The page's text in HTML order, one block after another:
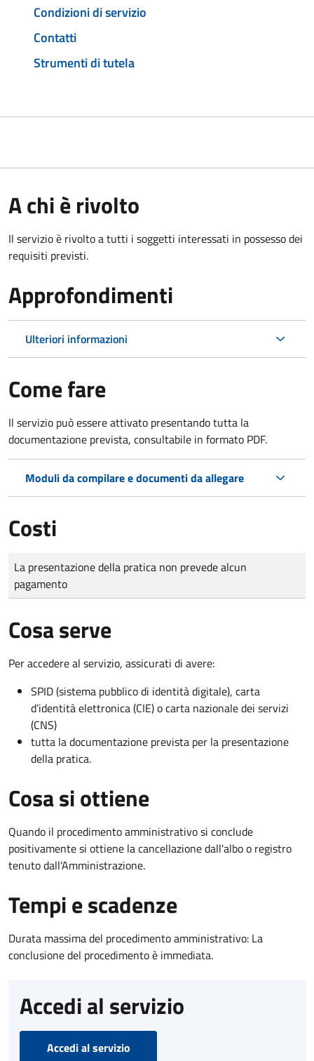
Condizioni di servizio
Contatti
Strumenti di tutela
A chi è rivolto
Il servizio è rivolto a tutti i soggetti interessati in possesso dei
requisiti previsti.
Approfondimenti
Ulteriori informazioni
Come fare
Il servizio può essere attivato presentando tutta la
documentazione prevista, consultabile in formato PDF.
Moduli da compilare e documenti da allegare
Costi
Tipo di pagamento
Importo
La presentazione della pratica non prevede alcun
pagamento
Cosa serve
Per accedere al servizio, assicurati di avere:
SPID (sistema pubblico di identità digitale), carta
d’identità elettronica (CIE) o carta nazionale dei servizi
(CNS)
tutta la documentazione prevista per la presentazione
della pratica.
Cosa si ottiene
Quando il procedimento amministrativo si conclude
positivamente si ottiene la cancellazione dall'albo o registro
tenuto dall'Amministrazione.
Tempi e scadenze
Durata massima del procedimento amministrativo: La
conclusione del procedimento è immediata.
Accedi al servizio
Accedi al servizio